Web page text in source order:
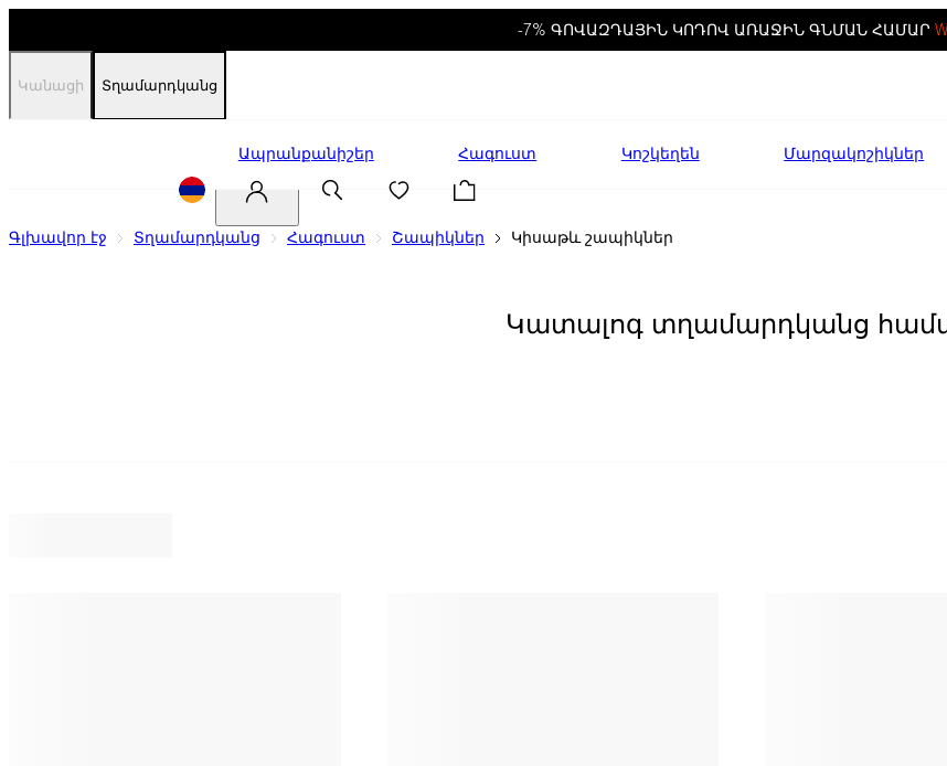
-7% ԳՈՎԱԶԴԱՅԻՆ ԿՈԴՈՎ ԱՌԱՋԻՆ ԳՆՄԱՆ ՀԱՄԱՐ
Կանացի Տղամարդկանց
Ապրանքանիշեր Հագուստ Կոշկեղեն Մարզակոշիկներ
Գլխավոր էջ Տղամարդկանց Հագուստ Շապիկներ Կիսաթև շապիկներ
Կատալոգ տղամարդկանց